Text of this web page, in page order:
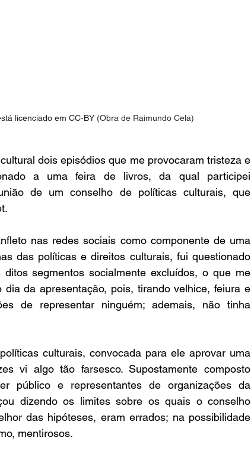
licenciado em CC-BY (Obra de Raimundo Cela)
dois episódios que me provocaram tristeza e
a uma feira de livros, da qual participei
de um conselho de políticas culturais, que
nas redes sociais como componente de uma
das políticas e direitos culturais, fui questionado
segmentos socialmente excluídos, o que me
da apresentação, pois, tirando velhice, feiura e
de representar ninguém; ademais, não tinha
culturais, convocada para ele aprovar uma
vi algo tão farsesco. Supostamente composto
público e representantes de organizações da
dizendo os limites sobre os quais o conselho
das hipóteses, eram errados; na possibilidade
mentirosos.